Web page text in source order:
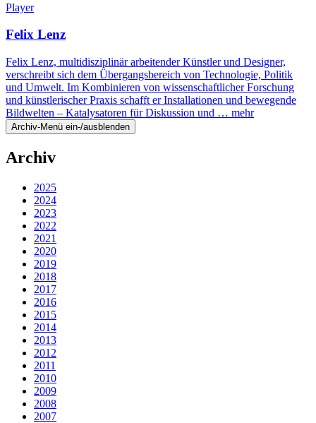
Player
Felix Lenz
Felix Lenz, multidisziplinär arbeitender Künstler und Designer,
verschreibt sich dem Übergangsbereich von Technologie, Politik
und Umwelt. Im Kombinieren von wissenschaftlicher Forschung
und künstlerischer Praxis schafft er Installationen und bewegende
Bildwelten – Katalysatoren für Diskussion und … mehr
Archiv-Menü ein-/ausblenden
Archiv
2025
2024
2023
2022
2021
2020
2019
2018
2017
2016
2015
2014
2013
2012
2011
2010
2009
2008
2007